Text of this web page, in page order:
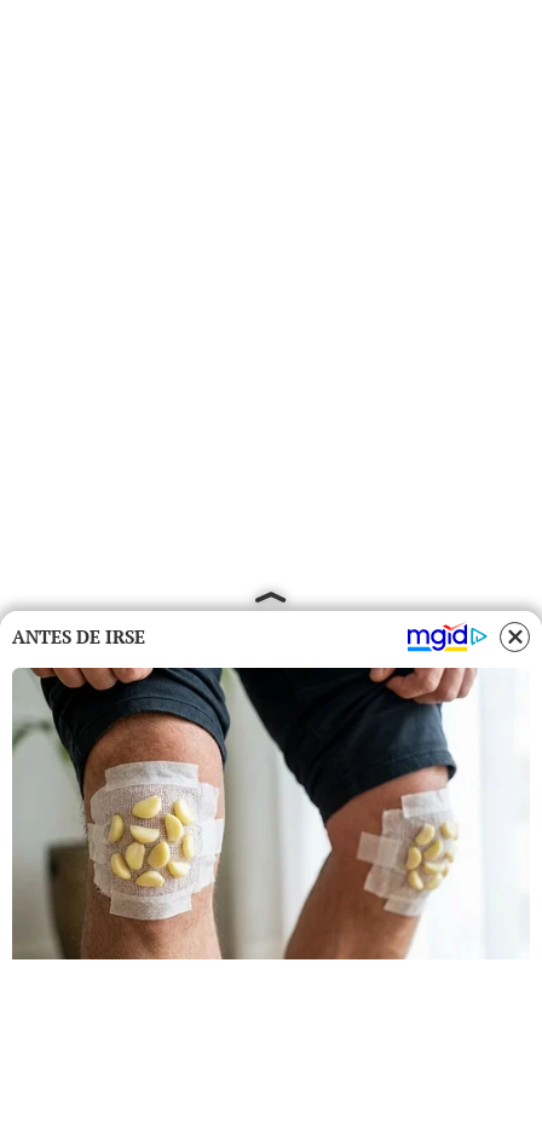
ANTES DE IRSE